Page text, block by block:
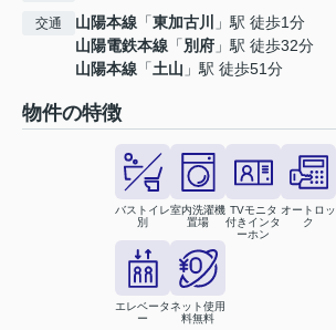
交通 山陽本線 「東加古川
」駅 徒歩1分
山陽電鉄本線 「別府 」駅 徒歩32分
山陽本線 「土山 」駅 徒歩51分
物件の特徴
バストイレ
別
室内洗濯機
置場
TVモニタ
付きインタ
ーホン
オートロッ
ク
エレベータ
ー
ネット使用
料無料